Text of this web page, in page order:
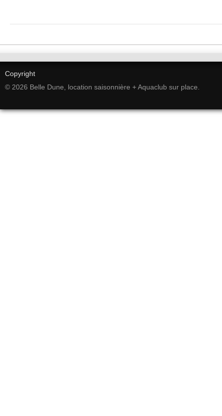
Copyright
© 2026 Belle Dune, location saisonnière + Aquaclub sur place.